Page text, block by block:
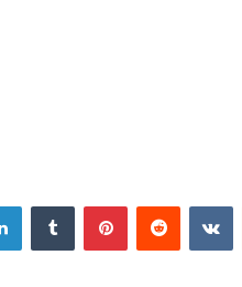
LinkedinTumblr PinterestReddit